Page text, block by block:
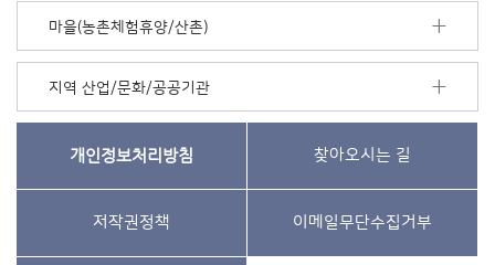
마을(농촌체험휴양/산촌)
지역 산업/문화/공공기관
개인정보처리방침 찾아오시는 길
저작권정책 이메일무단수집거부